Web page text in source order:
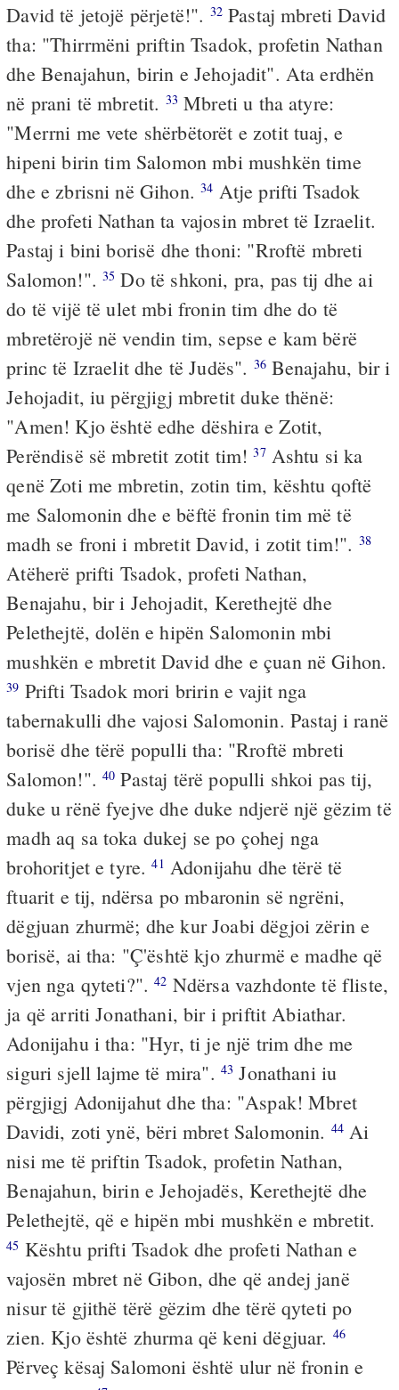
David të jetojë përjetë!". 32Pastaj mbreti David
tha: "Thirrmëni priftin Tsadok, profetin Nathan
dhe Benajahun, birin e Jehojadit". Ata erdhën
në prani të mbretit. 33 Mbreti u tha atyre:
"Merrni me vete shërbëtorët e zotit tuaj, e
hipeni birin tim Salomon mbi mushkën time
dhe e zbrisni në Gihon.34 Atje prifti Tsadok
dhe profeti Nathan ta vajosin mbret të Izraelit.
Pastaj i bini borisë dhe thoni: "Rroftë mbreti
Salomon!". 35 Do të shkoni, pra, pas tij dhe ai
do të vijë të ulet mbi fronin tim dhe do të
mbretërojë në vendin tim, sepse e kam bërë
princ të Izraelit dhe të Judës". 36Benajahu, bir i
Jehojadit, iu përgjigj mbretit duke thënë:
"Amen! Kjo është edhe dëshira e Zotit,
Perëndisë së mbretit zotit tim!37Ashtu si ka
qenë Zoti me mbretin, zotin tim, kështu qoftë
me Salomonin dhe e bëftë fronin tim më të
madh se froni i mbretit David, i zotit tim!". 38
Atëherë prifti Tsadok, profeti Nathan,
Benajahu, bir i Jehojadit, Kerethejtë dhe
Pelethejtë, dolën e hipën Salomonin mbi
mushkën e mbretit David dhe e çuan në Gihon.
39 Prifti Tsadok mori bririn e vajit nga
tabernakulli dhe vajosi Salomonin. Pastaj i ranë
borisë dhe tërë populli tha: "Rroftë mbreti
Salomon!". 40 Pastaj tërë populli shkoi pas tij,
duke u rënë fyejve dhe duke ndjerë një gëzim të
madh aq sa toka dukej se po çohej nga
brohoritjet e tyre.41 Adonijahu dhe tërë të
ftuarit e tij, ndërsa po mbaronin së ngrëni,
dëgjuan zhurmë; dhe kur Joabi dëgjoi zërin e
borisë, ai tha: "Ç'është kjo zhurmë e madhe që
vjen nga qyteti?".42 Ndërsa vazhdonte të fliste,
ja që arriti Jonathani, bir i priftit Abiathar.
Adonijahu i tha: "Hyr, ti je një trim dhe me
siguri sjell lajme të mira". 43 Jonathani iu
përgjigj Adonijahut dhe tha: "Aspak! Mbret
Davidi, zoti ynë, bëri mbret Salomonin. 44Ai
nisi me të priftin Tsadok, profetin Nathan,
Benajahun, birin e Jehojadës, Kerethejtë dhe
Pelethejtë, që e hipën mbi mushkën e mbretit.
45 Kështu prifti Tsadok dhe profeti Nathan e
vajosën mbret në Gibon, dhe që andej janë
nisur të gjithë tërë gëzim dhe tërë qyteti po
zien. Kjo është zhurma që keni dëgjuar. 46
Përveç kësaj Salomoni është ulur në fronin e